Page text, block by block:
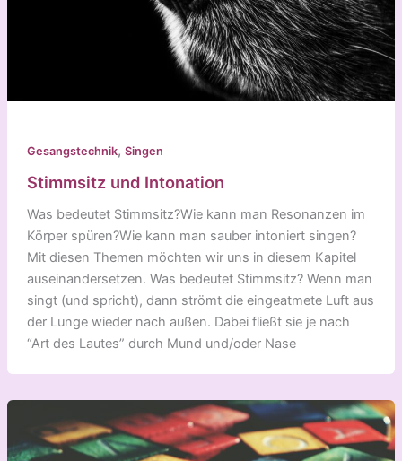
Gesangstechnik, Singen
Stimmsitz und Intonation
Was bedeutet Stimmsitz?Wie kann man Resonanzen im
Körper spüren?Wie kann man sauber intoniert singen?
Mit diesen Themen möchten wir uns in diesem Kapitel
auseinandersetzen. Was bedeutet Stimmsitz? Wenn man
singt (und spricht), dann strömt die eingeatmete Luft aus
der Lunge wieder nach außen. Dabei fließt sie je nach
“Art des Lautes” durch Mund und/oder Nase